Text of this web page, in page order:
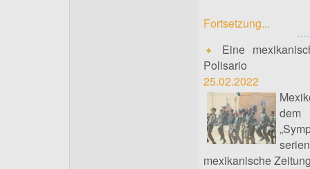
Fortsetzung...
Eine
Polisario
25.02.2022
dem
mexikanische